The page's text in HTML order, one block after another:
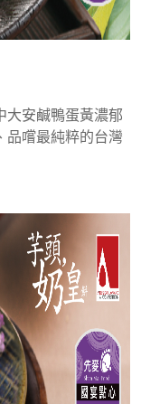
大安鹹鴨蛋黃濃郁
品嚐最純粹的台灣